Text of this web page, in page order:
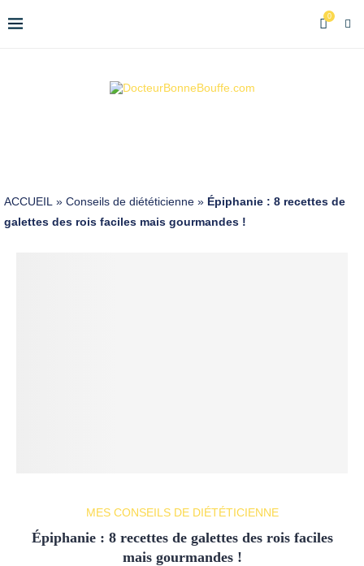
0
ACCUEIL » Conseils de diététicienne » Épiphanie : 8 recettes de
galettes des rois faciles mais gourmandes !
MES CONSEILS DE DIÉTÉTICIENNE
Épiphanie : 8 recettes de galettes des rois faciles
mais gourmandes !